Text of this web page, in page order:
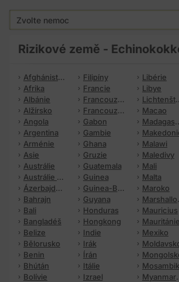
Rizikové země -
Afghánistán
Afrika
Albánie
Alžírsko
Angola
Argentina
Arménie
Asie
Austrálie
Austrálie a Oceánie
Ázerbajdžán
Bahrajn
Bali
Bangladéš
Belize
Bělorusko
Benin
Bhútán
Bolívie
Filipíny
Francie
Francouzská Guyana
Francouzská Polynésie
Gabon
Gambie
Ghana
Gruzie
Guatemala
Guinea
Guinea-Bissau
Guyana
Honduras
Hongkong
Indie
Irák
Írán
Itálie
Izrael
Libérie
Libye
Macao
Malawi
Maledivy
Mali
Malta
Maroko
Mauricius
Mauritánie
Mexiko
Mosambik